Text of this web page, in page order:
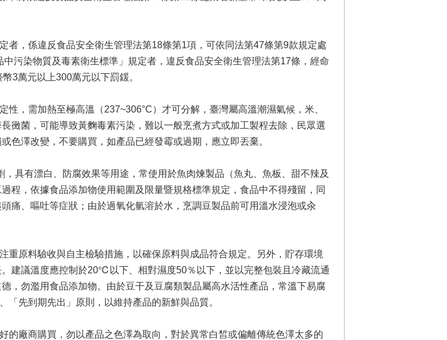
者，係違反食品安全衛生管理法第18條第1項，可依同法第47條第9款規定處
污染物質及毒素衛生標準」規定者，違反食品安全衛生管理法第17條，經命
3萬元以上300萬元以下罰鍰。
，需加熱至極高溫（237~306°C）才可分解，臺灣屬高溫潮濕氣候，米、
黴菌，可能導致黃麴毒素污染，難以一般烹煮方式或加工製程去除，民眾選
色澤改變，不要購買，如產品已經發霉或過期，應立即丟棄。
具有漂白、防腐效果等用途，常使用於魚肉煉製品（魚丸、魚板、甜不辣及
程，依據食品添加物使用範圍及限量暨規格標準規定，食品中不得殘留，同
痛、嘔吐等症狀；由於過氧化氫溶於水，烹調豆製品前可用溫水浸泡或汆
原料驗收與自主檢驗措施，以確保原料與成品符合規定。另外，貯存環境
建議溫度應控制於20℃以下、相對濕度50％以下，並以完整包裝且冷藏流通
，勿濫用食品添加物。由於豆干及豆腐類製品屬高水活性產品，常溫下易腐
先到期先出」原則，以維持產品的新鮮與品質。
廠商購買，勿以產品之色澤為取向，對於異常白皙或偏離傳統色澤太多的